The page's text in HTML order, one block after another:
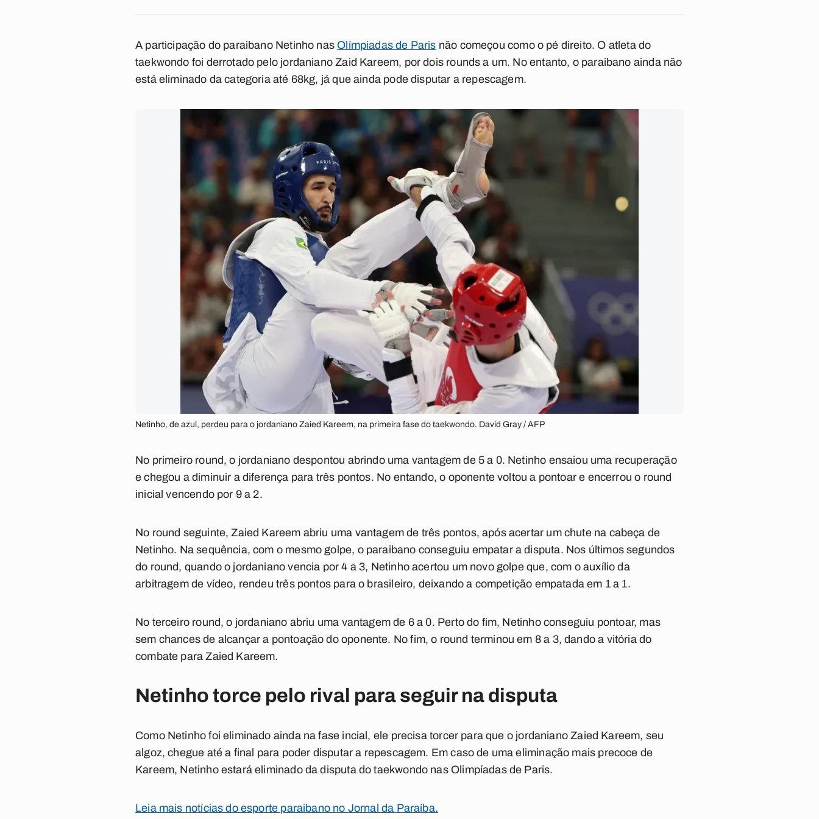
A participação do paraibano Netinho nas Olímpiadas de Paris não começou como o pé direito. O atleta do
taekwondo foi derrotado pelo jordaniano Zaid Kareem, por dois rounds a um. No entanto, o paraibano ainda não
está eliminado da categoria até 68kg, já que ainda pode disputar a repescagem.
Netinho, de azul, perdeu para o jordaniano Zaied Kareem, na primeira fase do taekwondo. David Gray / AFP
No primeiro round, o jordaniano despontou abrindo uma vantagem de 5 a 0. Netinho ensaiou uma recuperação
e chegou a diminuir a diferença para três pontos. No entando, o oponente voltou a pontoar e encerrou o round
inicial vencendo por 9 a 2.
No round seguinte, Zaied Kareem abriu uma vantagem de três pontos, após acertar um chute na cabeça de
Netinho. Na sequência, com o mesmo golpe, o paraibano conseguiu empatar a disputa. Nos últimos segundos
do round, quando o jordaniano vencia por 4 a 3, Netinho acertou um novo golpe que, com o auxílio da
arbitragem de vídeo, rendeu três pontos para o brasileiro, deixando a competição empatada em 1 a 1.
No terceiro round, o jordaniano abriu uma vantagem de 6 a 0. Perto do fim, Netinho conseguiu pontoar, mas
sem chances de alcançar a pontoação do oponente. No fim, o round terminou em 8 a 3, dando a vitória do
combate para Zaied Kareem.
Netinho torce pelo rival para seguir na disputa
Como Netinho foi eliminado ainda na fase incial, ele precisa torcer para que o jordaniano Zaied Kareem, seu
algoz, chegue até a final para poder disputar a repescagem. Em caso de uma eliminação mais precoce de
Kareem, Netinho estará eliminado da disputa do taekwondo nas Olimpíadas de Paris.
Leia mais notícias do esporte paraibano no Jornal da Paraíba.